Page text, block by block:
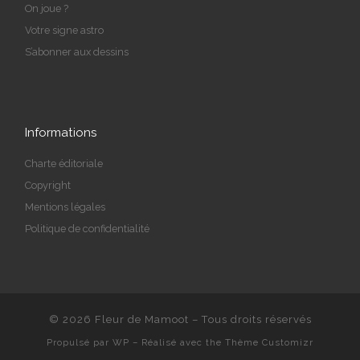
On joue ?
Votre signe astro
S’abonner aux dessins
Informations
Charte éditoriale
Copyright
Mentions légales
Politique de confidentialité
© 2026 Fleur de Mamoot – Tous droits réservés
Propulsé par WP – Réalisé avec the Thème Customizr